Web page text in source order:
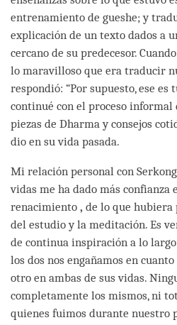
entrenamiento de gueshe; y
explicación de un texto dados a
cercano de su predecesor.
lo maravilloso que era traducir
respondió: “Por supuesto, ese es
continué con el proceso informal
piezas de Dharma y consejos
dio en su vida pasada.
Mi relación personal con
vidas me ha dado más confianza
renacimiento , de lo que hubiera
del estudio y la meditación. Es
de continua inspiración a lo
los dos nos engañamos en
otro en ambas de sus vidas.
completamente los mismos, ni
quienes fuimos durante nuestro